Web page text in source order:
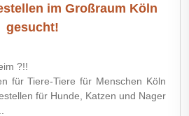
im Großraum Köln
gesucht!
?!!
für Tiere-Tiere für Menschen Köln
für Hunde, Katzen und Nager